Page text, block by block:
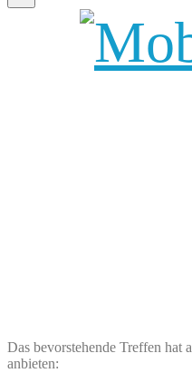
Das bevorstehende Treffen hat
anbieten: